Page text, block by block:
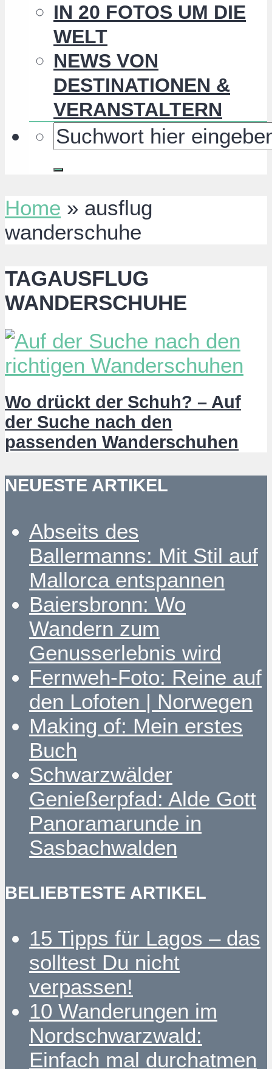
IN 20 FOTOS UM DIE
WELT
NEWS VON
DESTINATIONEN &
VERANSTALTERN
Home » ausflug
wanderschuhe
TAGAUSFLUG
WANDERSCHUHE
Wo drückt der Schuh? – Auf
der Suche nach den
passenden Wanderschuhen
NEUESTE ARTIKEL
Abseits des
Ballermanns: Mit Stil auf
Mallorca entspannen
Baiersbronn: Wo
Wandern zum
Genusserlebnis wird
Fernweh-Foto: Reine auf
den Lofoten | Norwegen
Making of: Mein erstes
Buch
Schwarzwälder
Genießerpfad: Alde Gott
Panoramarunde in
Sasbachwalden
BELIEBTESTE ARTIKEL
15 Tipps für Lagos – das
solltest Du nicht
verpassen!
10 Wanderungen im
Nordschwarzwald:
Einfach mal durchatmen